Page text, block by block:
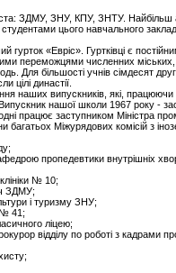
ЗДМУ, ЗНУ, КПУ, ЗНТУ. Найбільш
цього навчального
«Евріс». Гуртківці є
переможцями численних
більшості учнів сімдесят
цілі династії.
випускників, які, працюючи в
нашої школи 1967 року -
працює заступником Міністра
багатьох Міжурядових комісій з
пропедевтики внутрішніх
№ 10;
ЗДМУ;
і туризму ЗНУ;
№ 41;
ліцею;
відділу по роботі з кадрами